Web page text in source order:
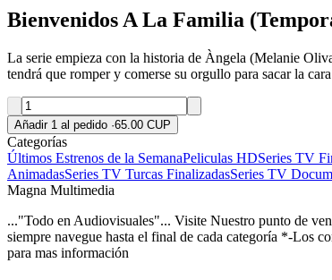
Bienvenidos A La Familia
La serie empieza con la historia de Àngela (Melanie
tendrá que romper y comerse su orgullo para sacar la
Añadir 1 al pedido ·65.00 CUP
Categorías
Últimos Estrenos de la SemanaPeliculas HDSeries TV
AnimadasSeries TV Turcas FinalizadasSeries TV
Magna Multimedia
..."Todo en Audiovisuales"... Visite Nuestro punto de
siempre navegue hasta el final de cada categoría *-Los
para mas información